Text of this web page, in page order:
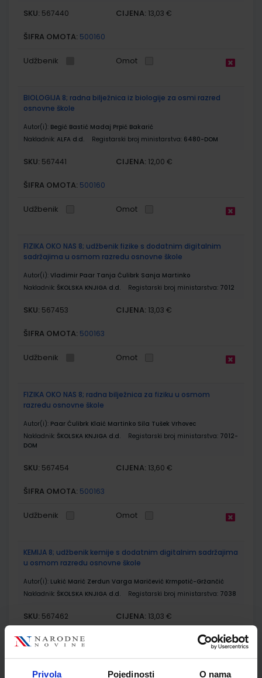
Privola Pojedinosti O nama
SKU: 567440 CIJENA: 13,03 €
ŠIFRA OMOTA: 500160
Udžbenik Omot
BIOLOGIJA 8; radna bilježnica iz biologije za osmi razred
osnovne škole
Autor(i): Begić Bastić Madaj Prpić Bakarić
Nakladnik: ALFA d.d. Registarski broj ministarstva: 6480-DOM
SKU: 567441 CIJENA: 12,00 €
ŠIFRA OMOTA: 500160
Udžbenik Omot
FIZIKA OKO NAS 8; udžbenik fizike s dodatnim digitalnim
sadržajima u osmom razredu osnovne škole
Autor(i): Vladimir Paar Tanja Ćulibrk Sanja Martinko
Nakladnik: ŠKOLSKA KNJIGA d.d. Registarski broj ministarstva: 7012
SKU: 567453 CIJENA: 13,03 €
ŠIFRA OMOTA: 500163
Udžbenik Omot
FIZIKA OKO NAS 8; radna bilježnica za fiziku u osmom
razredu osnovne škole
Autor(i): Paar Ćulibrk Klaić Martinko Sila Tušek Vrhovec
Nakladnik: ŠKOLSKA KNJIGA d.d. Registarski broj ministarstva: 7012-
DOM
SKU: 567454 CIJENA: 13,60 €
ŠIFRA OMOTA: 500163
Udžbenik Omot
KEMIJA 8; udžbenik kemije s dodatnim digitalnim sadržajima
u osmom razredu osnovne škole
Autor(i): Lukić Marić Zerdun Varga Maričević Krmpotić-Gržančić
Nakladnik: ŠKOLSKA KNJIGA d.d. Registarski broj ministarstva: 7038
SKU: 567462 CIJENA: 13,03 €
ŠIFRA OMOTA: 500177